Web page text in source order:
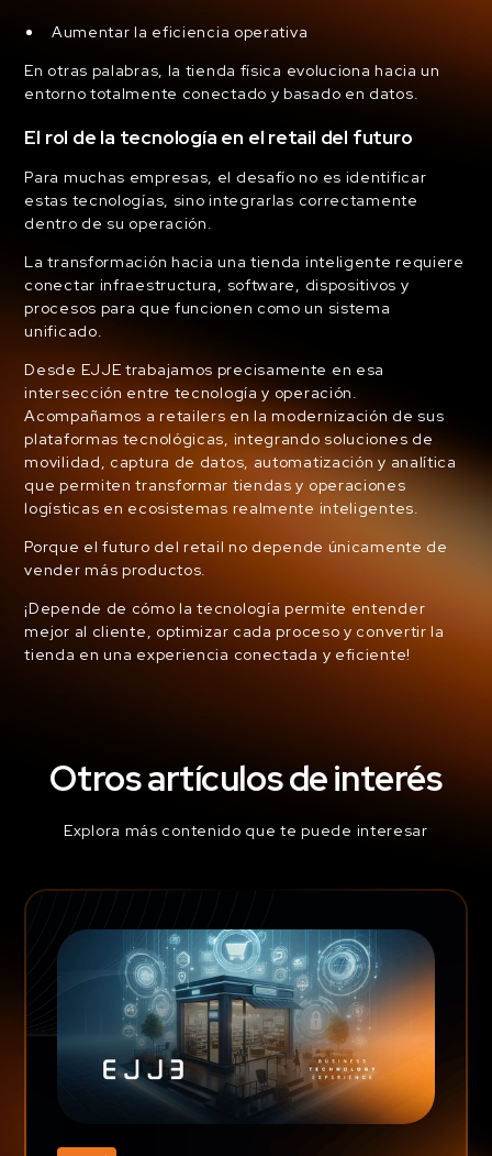
Aumentar la eficiencia operativa
En otras palabras, la tienda física evoluciona hacia un
entorno totalmente conectado y basado en datos.
El rol de la tecnología en el retail del futuro
Para muchas empresas, el desafío no es identificar
estas tecnologías, sino integrarlas correctamente
dentro de su operación.
La transformación hacia una tienda inteligente requiere
conectar infraestructura, software, dispositivos y
procesos para que funcionen como un sistema
unificado.
Desde EJJE trabajamos precisamente en esa
intersección entre tecnología y operación.
Acompañamos a retailers en la modernización de sus
plataformas tecnológicas, integrando soluciones de
movilidad, captura de datos, automatización y analítica
que permiten transformar tiendas y operaciones
logísticas en ecosistemas realmente inteligentes.
Porque el futuro del retail no depende únicamente de
vender más productos.
¡Depende de cómo la tecnología permite entender
mejor al cliente, optimizar cada proceso y convertir la
tienda en una experiencia conectada y eficiente!
Otros artículos de interés
Explora más contenido que te puede interesar